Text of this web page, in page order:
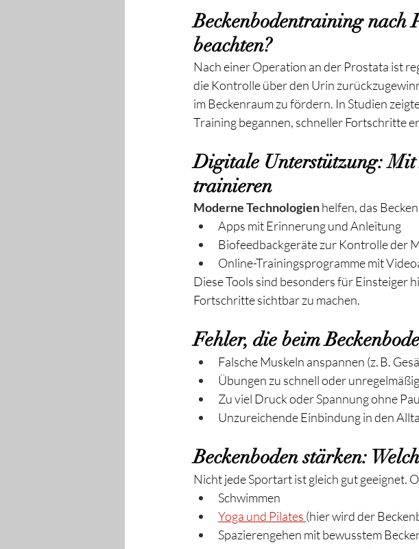
Beckenbodentraining nach
beachten?
Nach einer Operation an der Prostata ist
die Kontrolle über den Urin
im Beckenraum zu fördern. In Studien
Training begannen, schneller Fortschritte
Digitale Unterstützung:
trainieren
Moderne Technologien helfen, das
Apps mit Erinnerung und Anleitung
Biofeedbackgeräte zur Kontrolle der
Online-Trainingsprogramme mit
Diese Tools sind besonders für Einsteiger
Fortschritte sichtbar zu machen.
Fehler, die beim
Falsche Muskeln anspannen (z. B.
Übungen zu schnell oder
Zu viel Druck oder Spannung ohne
Unzureichende Einbindung in den
Beckenboden stärken:
Nicht jede Sportart ist gleich gut geeignet.
Schwimmen
Yoga und Pilates (hier wird der
Spazierengehen mit bewusstem